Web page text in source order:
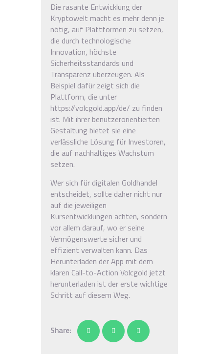
Die rasante Entwicklung der
Kryptowelt macht es mehr denn je
nötig, auf Plattformen zu setzen,
die durch technologische
Innovation, höchste
Sicherheitsstandards und
Transparenz überzeugen. Als
Beispiel dafür zeigt sich die
Plattform, die unter
https://volcgold.app/de/ zu finden
ist. Mit ihrer benutzerorientierten
Gestaltung bietet sie eine
verlässliche Lösung für Investoren,
die auf nachhaltiges Wachstum
setzen.
Wer sich für digitalen Goldhandel
entscheidet, sollte daher nicht nur
auf die jeweiligen
Kursentwicklungen achten, sondern
vor allem darauf, wo er seine
Vermögenswerte sicher und
effizient verwalten kann. Das
Herunterladen der App mit dem
klaren Call-to-Action Volcgold jetzt
herunterladen ist der erste wichtige
Schritt auf diesem Weg.
Share: